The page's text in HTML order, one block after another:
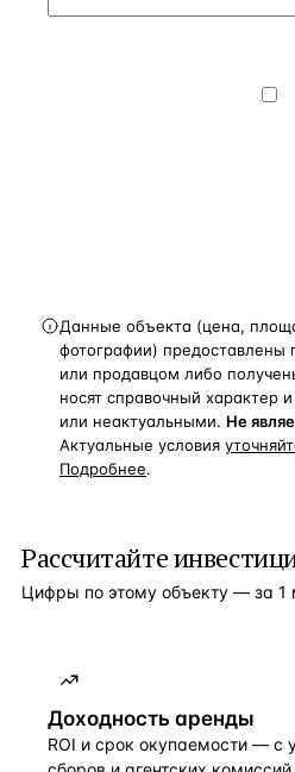
Данные объекта (цена,
фотографии) предоставлены
или продавцом либо
носят справочный характер
или неактуальными. Не
Актуальные условия
Подробнее.
Рассчитайте
Цифры по этому объекту — за 1
Доходность аренды
ROI и срок окупаемости — с